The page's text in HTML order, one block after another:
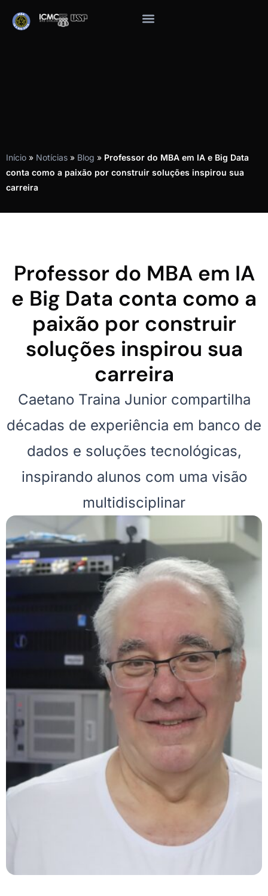
Início » Notícias » Blog » Professor do MBA em IA e Big Data
conta como a paixão por construir soluções inspirou sua
carreira
Professor do MBA em IA
e Big Data conta como a
paixão por construir
soluções inspirou sua
carreira
Caetano Traina Junior compartilha
décadas de experiência em banco de
dados e soluções tecnológicas,
inspirando alunos com uma visão
multidisciplinar